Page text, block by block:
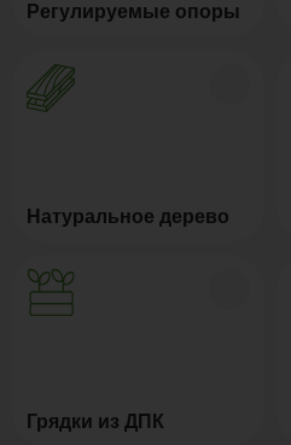
Регулируемые опоры
Натуральное дерево
Грядки из ДПК